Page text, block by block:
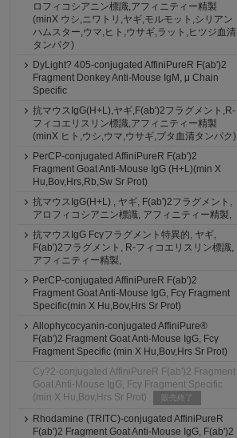
ロフィコシアニン標識,アフィニティー精製
(minX ウシ,ニワトリ,ヤギ,モルモット,シリアン
ハムスター,ウマ,ヒト,ウサギ,ラット,ヒツジ血清
タンパク)
DyLight? 405-conjugated AffiniPureR F(ab')2
Fragment Donkey Anti-Mouse IgM, μ Chain
Specific
抗マウスIgG(H+L),ヤギ,F(ab')2フラグメント,R-
フィコエリスリン標識,アフィニティー精製
(minX ヒト,ウシ,ウマ,ウサギ,ブタ血清タンパク)
PerCP-conjugated AffiniPureR F(ab')2
Fragment Goat Anti-Mouse IgG (H+L)(min X
Hu,Bov,Hrs,Rb,Sw Sr Prot)
抗マウスIgG(H+L) , ヤギ, F(ab')2フラグメント,
アロフィコシアニン標識, アフィニティー精製,
抗マウスIgG Fcγフラグメント特異的, ヤギ,
F(ab')2フラグメント, R-フィコエリスリン標識,
アフィニティー精製,
PerCP-conjugated AffiniPureR F(ab')2
Fragment Goat Anti-Mouse IgG, Fcγ Fragment
Specific(min X Hu,Bov,Hrs Sr Prot)
Allophycocyanin-conjugated AffiniPure®
F(ab')2 Fragment Goat Anti-Mouse IgG, Fcγ
Fragment Specific (min X Hu,Bov,Hrs Sr Prot)
Cy?2-conjugated AffiniPureR F(ab')2 Fragment
Goat Anti-Mouse IgG, Fcγ Fragment Specific
(min X Hu,Bov,Hrs Sr Prot)
販売終了
Rhodamine (TRITC)-conjugated AffiniPureR
F(ab')2 Fragment Goat Anti-Mouse IgG, F(ab')2